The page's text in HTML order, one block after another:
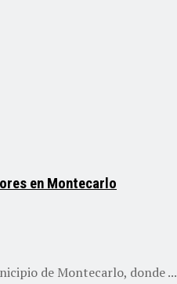
en Montecarlo
de Montecarlo, donde ...